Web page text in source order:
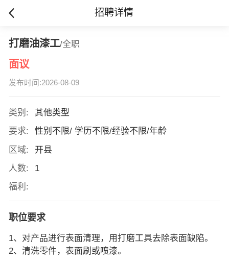
招聘详情
打磨油漆工/全职
面议
发布时间:2026-08-09
类别:
其他类型
要求:
性别不限/ 学历不限/经验不限/年龄
区域:
开县
人数:
1
福利:
职位要求
1、对产品进行表面清理，用打磨工具去除表面缺陷。
2、清洗零件，表面刷或喷漆。